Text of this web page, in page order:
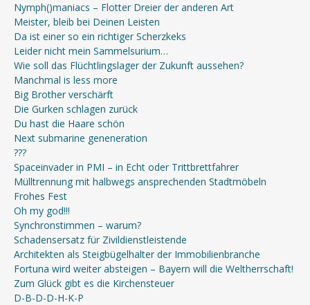
Nymph()maniacs – Flotter Dreier der anderen Art
Meister, bleib bei Deinen Leisten
Da ist einer so ein richtiger Scherzkeks
Leider nicht mein Sammelsurium…
Wie soll das Flüchtlingslager der Zukunft aussehen?
Manchmal is less more
Big Brother verschärft
Die Gurken schlagen zurück
Du hast die Haare schön
Next submarine geneneration
???
Spaceinvader in PMI – in Echt oder Trittbrettfahrer
Mülltrennung mit halbwegs ansprechenden Stadtmöbeln
Frohes Fest
Oh my god!!!
Synchronstimmen – warum?
Schadensersatz für Zivildienstleistende
Architekten als Steigbügelhalter der Immobilienbranche
Fortuna wird weiter absteigen – Bayern will die Weltherrschaft!
Zum Glück gibt es die Kirchensteuer
D-B-D-D-H-K-P